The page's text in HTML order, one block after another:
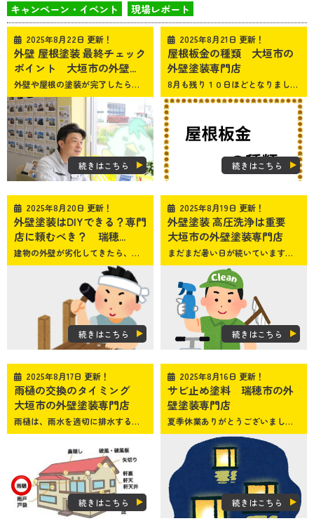
キャンペーン・イベント
現場レポート
2025年8月22日 更新！
外壁 屋根塗装 最終チェック
ポイント 大垣市の外壁...
外壁や屋根の塗装が完了したら、その出来栄えをしっかり確認する「最終チェック」はとても重要です。 大垣市、瑞穂市、揖斐郡、安八郡、本巣のみなさまこんにちは！岐阜県大垣市の外壁塗装・屋根塗装専門店 SUNペイントです きれいに仕上がっていても、細かい部分に見落としがあると、後々トラブルや修繕費用が発生する可能性があります。 今回のブログでは、外壁や屋根塗装の最終確認時に見るべきポイントをご紹介していきます！ 塗装の仕上がりを目で見て確認 次のような点に注意しながら、外壁や屋根全体を目視で確認しましょう。 ①ムラがないか確認 まず、均一に塗られているかを確認しましょう。特に日当たりの良い場所では、光の加減でムラが目立ちやすいため注意が必要です。 ②塗料の垂れやはみ出し 塗料が垂れたり、不要な部分に塗られていないかチェックしましょう。 ③角の部分や細部の仕上がり 窓枠や配管周り、角の部分など細部まで丁寧に塗装が仕上がっているか確認しましょう。 防水性能の確認 特に屋根や外壁は、防水性能が重要です。塗料の仕上がりが不十分だと、水漏れの原因になることがあります。次のポイントを確認すると良いでしょう。 ①ひび割れや隙間がないか 塗装面に亀裂や隙間がないかを慎重にチェックしましょう。 ②縁切り部や雨樋の状態 雨水がスムーズに排水されるよう、縁切り部や雨樋がちゃんと機能しているか確認しましょう。 付帯部の塗装の確認 外壁や屋根だけでなく、以下の付帯部分も塗装の対象になっている場合は確認しましょう。 ・雨樋：塗装が均一で、防水性が保たれているか確認します。 ・軒天や破風板：外観に大きく影響する部分なので、色ムラや剥がれがないかチェックしましょう。 ・窓枠やシャッターボックス：窓枠などの塗り残しがないか、また外観に合った仕上がりなのかを確認します。 施工前、施工後を確認 塗装工事が完了した後には、施工前と施工後の写真を専門業者から見せてもらいましょう。 これにより、どの箇所がどのように塗装されたのかが一目でわかります。 特に、屋根や見えにくい箇所は写真で確認するのが効果的です。 保証内容とアフターケアの確認 施工が完了したら、専門業者との間で保証内容の再確認をしましょう。 １．保証期間 保証が何年間適用されるのかを確認しておきます。 ２．保証範囲 どのようなトラブルに対して保証が適用されるのかを確認します。 ３．アフターケアの有無 施工後の点検やメンテナンスサービスがあるかどうかもしっかりと確認しましょう。 業者へのフィードバックもすると良い 最後に、施工業者へフィードバックを伝えることで、今後のサービス向上につながります。 良かった点や改善してほしい点を伝え、信頼関係を築くことも大切です。 まとめ 外壁や屋根塗装の最終チェックは、住まいの安全性や見た目の美しさを保つために欠かせません。 仕上がりをしっかりと確認し、気になる点があれば早めに施工業者に相談しましょう！ SUNペイントでは、施工後の最終チェックにも重点を置いており、お客様が安心していただけるよう努めています。お気軽にお問い合わせください！
続きはこちら
2025年8月21日 更新！
屋根板金の種類 大垣市の
外壁塗装専門店
8月も残り１０日ほどとなりましたね。少しずつ涼しくなることを願うばかりです
続きはこちら
2025年8月20日 更新！
外壁塗装はDIYできる？専門
店に頼むべき？ 瑞穂...
建物の外壁が劣化してきたら、塗り替えが必要です。しかし、そこで多くの方が迷うのが「DIYで行うべき？」「専門店に頼むべき？」という点ですね
続きはこちら
2025年8月19日 更新！
外壁塗装 高圧洗浄は重要
大垣市の外壁塗装専門店
まだまだ暑い日が続いています
続きはこちら
2025年8月17日 更新！
雨樋の交換のタイミング
大垣市の外壁塗装専門店
雨樋は、雨水を適切に排水するために欠かせないご自宅の部品の１つです
続きはこちら
2025年8月16日 更新！
サビ止め塗料 瑞穂市の外
壁塗装専門店
夏季休業ありがとうございました。本日より通常営業しておりますので、外壁・屋根塗装でお困りの際はSUNペイントまでご連絡ください
続きはこちら